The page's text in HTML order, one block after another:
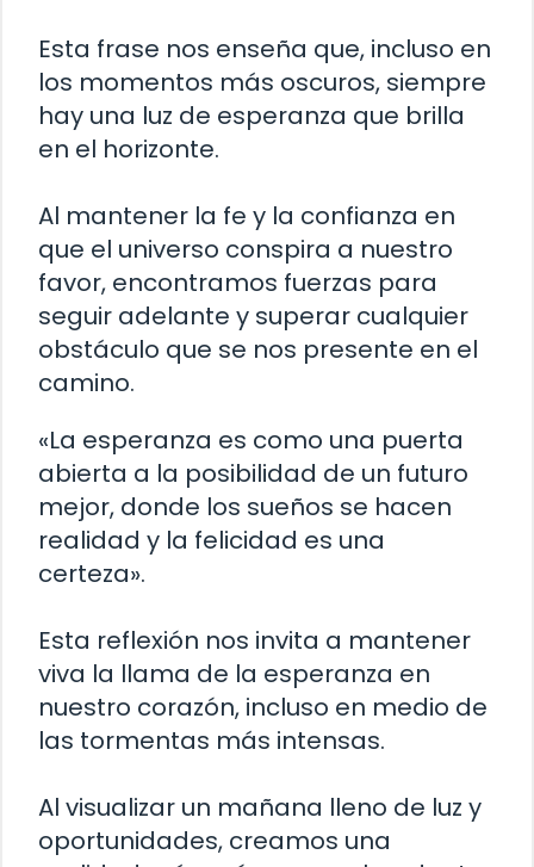
Esta frase nos enseña que, incluso en
los momentos más oscuros, siempre
hay una luz de esperanza que brilla
en el horizonte.
Al mantener la fe y la confianza en
que el universo conspira a nuestro
favor, encontramos fuerzas para
seguir adelante y superar cualquier
obstáculo que se nos presente en el
camino.
«La esperanza es como una puerta
abierta a la posibilidad de un futuro
mejor, donde los sueños se hacen
realidad y la felicidad es una
certeza».
Esta reflexión nos invita a mantener
viva la llama de la esperanza en
nuestro corazón, incluso en medio de
las tormentas más intensas.
Al visualizar un mañana lleno de luz y
oportunidades, creamos una